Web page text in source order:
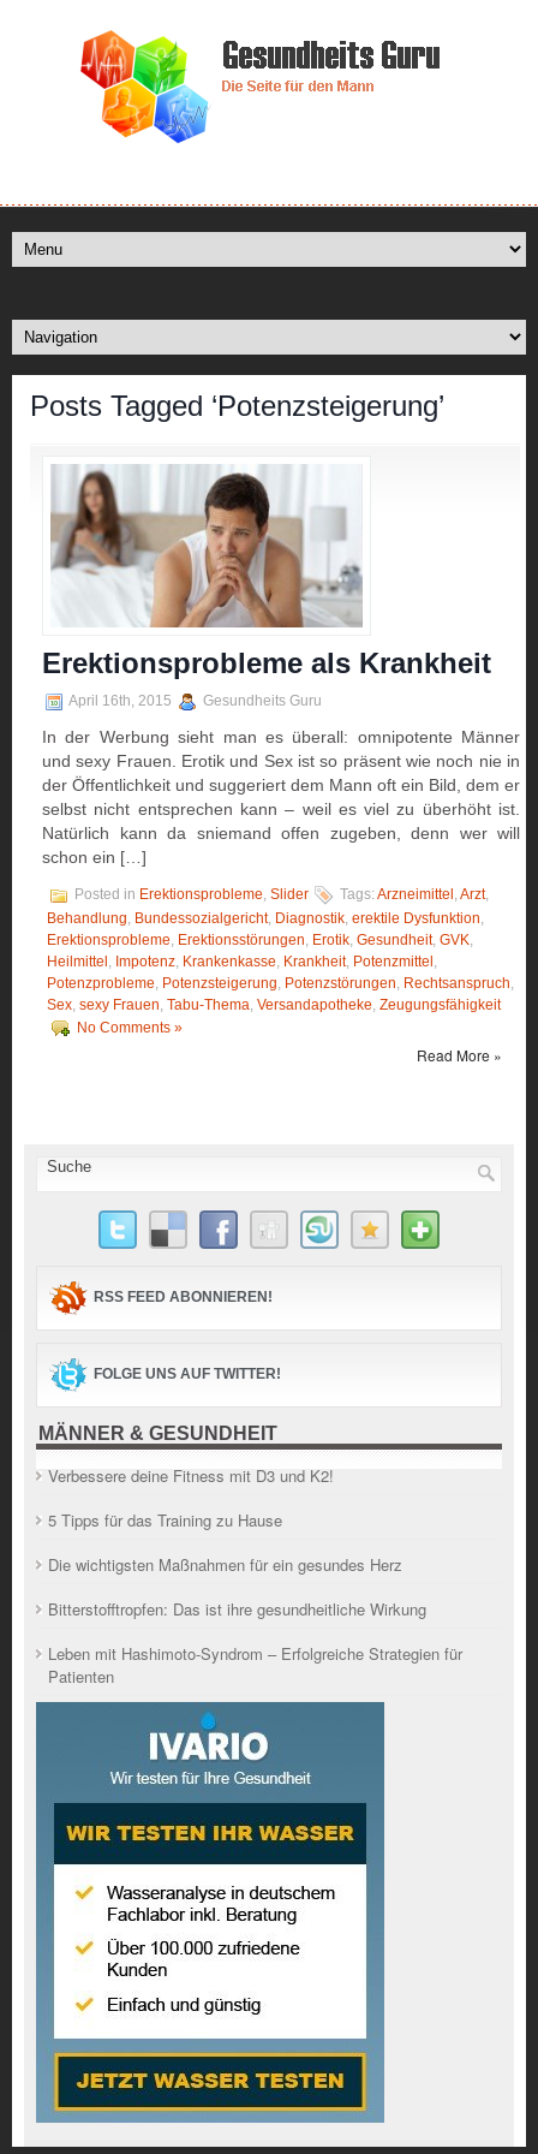
Posts Tagged ‘Potenzsteigerung’
Erektionsprobleme als Krankheit
April 16th, 2015 Gesundheits Guru
In der Werbung sieht man es überall: omnipotente Männer
und sexy Frauen. Erotik und Sex ist so präsent wie noch nie in
der Öffentlichkeit und suggeriert dem Mann oft ein Bild, dem er
selbst nicht entsprechen kann – weil es viel zu überhöht ist.
Natürlich kann da sniemand offen zugeben, denn wer will
schon ein […]
Posted in Erektionsprobleme, Slider Tags: Arzneimittel, Arzt,
Behandlung Bundessozialgericht, Diagnostik erektile Dysfunktion
Erektionsprobleme Erektionsstörungen Erotik Gesundheit, GVK
Heilmittel Impotenz Krankenkasse Krankheit, Potenzmittel
Potenzprobleme Potenzsteigerung Potenzstörungen Rechtsanspruch
Sex sexy Frauen Tabu-Thema Versandapotheke Zeugungsfähigkeit
No Comments »
Read More »
RSS FEED ABONNIEREN!
FOLGE UNS AUF TWITTER!
MÄNNER & GESUNDHEIT
Verbessere deine Fitness mit D3 und K2!
5 Tipps für das Training zu Hause
Die wichtigsten Maßnahmen für ein gesundes Herz
Bitterstofftropfen: Das ist ihre gesundheitliche Wirkung
Leben mit Hashimoto-Syndrom – Erfolgreiche Strategien für
Patienten